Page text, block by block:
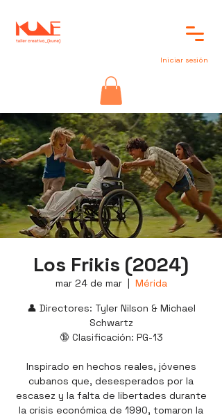
Iniciar sesión
Los Frikis (2024)
mar 24 de mar
  |
Mérida
👤 Directores: Tyler Nilson & Michael
Schwartz
🔞 Clasificación: PG-13
Inspirado en hechos reales, jóvenes
cubanos que, desesperados por la
escasez y la falta de libertades durante
la crisis económica de 1990, tomaron la